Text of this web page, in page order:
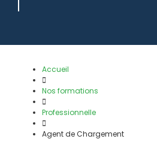
Accueil
Nos formations
Professionnelle
Agent de Chargement